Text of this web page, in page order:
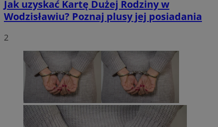
Jak uzyskać Kartę Dużej Rodziny w
Wodzisławiu? Poznaj plusy jej posiadania
2